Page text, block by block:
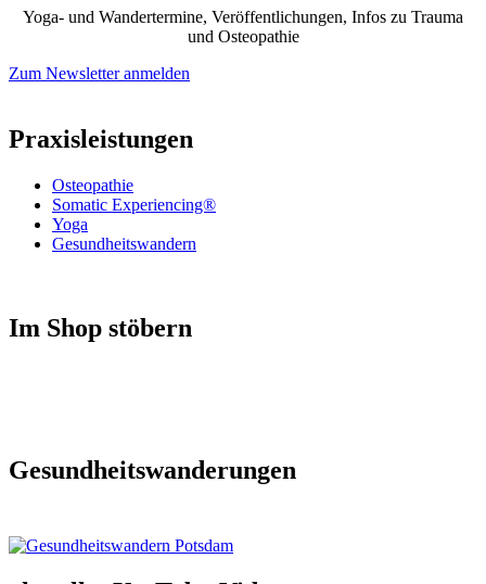
Yoga- und Wandertermine, Veröffentlichungen, Infos zu Trauma
und Osteopathie
Zum Newsletter anmelden
Praxisleistungen
Osteopathie
Somatic Experiencing®
Yoga
Gesundheitswandern
Im Shop stöbern
Gesundheitswanderungen